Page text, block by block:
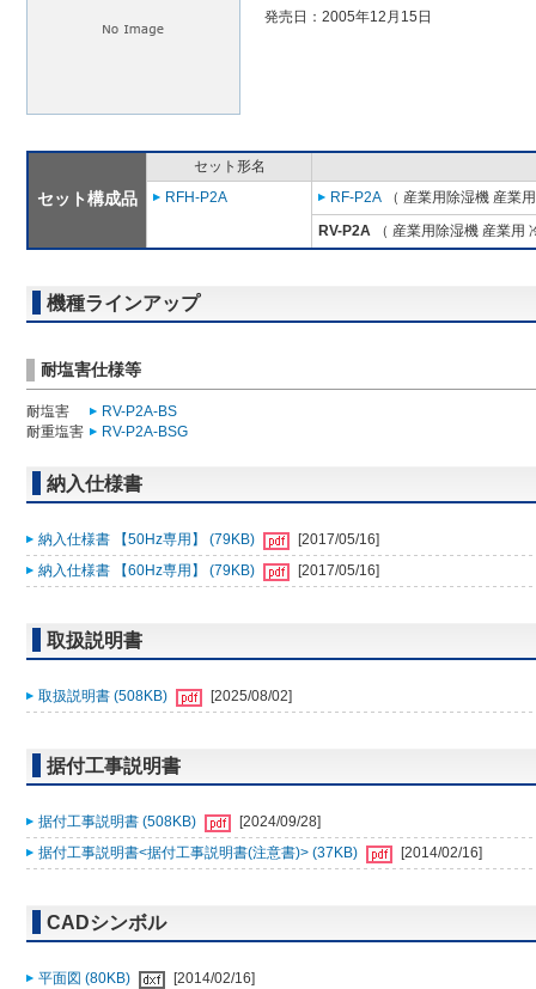
発売日：2005年12月15日
セット構成品
セット形名
RFH-P2A
RF-P2A （ 産業用除湿機 産業
RV-P2A （ 産業用除湿機 産業用
機種ラインアップ
耐塩害仕様等
耐塩害
RV-P2A-BS
耐重塩害
RV-P2A-BSG
納入仕様書
納入仕様書 【50Hz専用】 (79KB)
[2017/05/16]
納入仕様書 【60Hz専用】 (79KB)
[2017/05/16]
取扱説明書
取扱説明書 (508KB) [2025/08/02]
据付工事説明書
据付工事説明書 (508KB)
[2024/09/28]
据付工事説明書<据付工事説明書(注意書)> (37KB)
[2014/02/16]
CADシンボル
平面図 (80KB)
[2014/02/16]